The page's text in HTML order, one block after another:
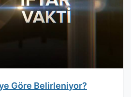
Göre Belirleniyor?